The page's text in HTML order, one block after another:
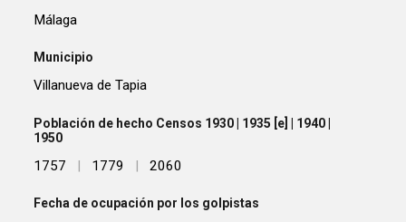
Málaga
Municipio
Villanueva de Tapia
Población de hecho Censos 1930 | 1935 [e] | 1940 |
1950
1757 | 1779 | 2060
Fecha de ocupación por los golpistas